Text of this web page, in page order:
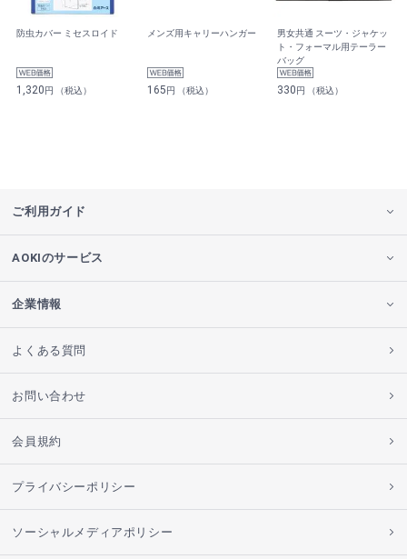
防虫カバー ミセスロイド
1,320円 （税込）
メンズ用キャリーハンガー
165円 （税込）
男女共通 スーツ・ジャケッ
ト・フォーマル用テーラー
バッグ
330円 （税込）
ご利用ガイド
AOKIのサービス
企業情報
よくある質問
お問い合わせ
会員規約
プライバシーポリシー
ソーシャルメディアポリシー